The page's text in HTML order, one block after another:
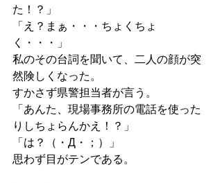
た！？」
「え？まぁ・・・ちょくちょ
く・・・」
私のその台詞を聞いて、二人の顔が突
然険しくなった。
すかさず県警担当者が言う。
「あんた、現場事務所の電話を使った
りしちょらんかえ！？」
「は？（・Д・；）」
思わず目がテンである。